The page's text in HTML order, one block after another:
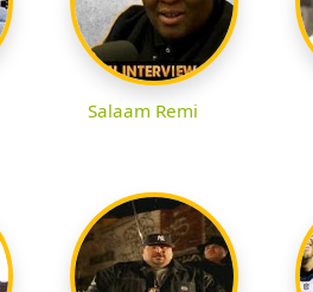
Salaam Remi